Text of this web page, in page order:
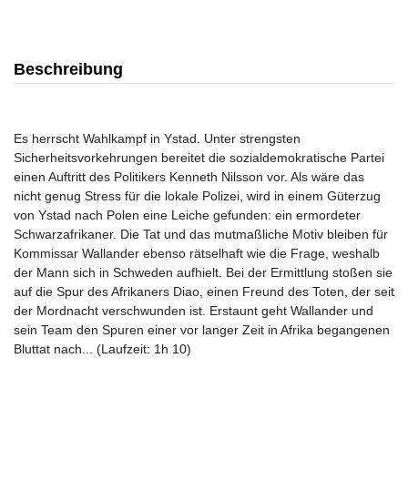
Beschreibung
Es herrscht Wahlkampf in Ystad. Unter strengsten
Sicherheitsvorkehrungen bereitet die sozialdemokratische Partei
einen Auftritt des Politikers Kenneth Nilsson vor. Als wäre das
nicht genug Stress für die lokale Polizei, wird in einem Güterzug
von Ystad nach Polen eine Leiche gefunden: ein ermordeter
Schwarzafrikaner. Die Tat und das mutmaßliche Motiv bleiben für
Kommissar Wallander ebenso rätselhaft wie die Frage, weshalb
der Mann sich in Schweden aufhielt. Bei der Ermittlung stoßen sie
auf die Spur des Afrikaners Diao, einen Freund des Toten, der seit
der Mordnacht verschwunden ist. Erstaunt geht Wallander und
sein Team den Spuren einer vor langer Zeit in Afrika begangenen
Bluttat nach... (Laufzeit: 1h 10)